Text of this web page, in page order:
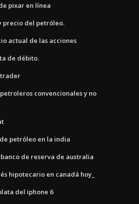
pixar en línea
precio del petróleo.
actual de las acciones
de débito.
trader
convencionales y no
petróleo en la india
de reserva de australia
hipotecario en canadá hoy_
del iphone 6